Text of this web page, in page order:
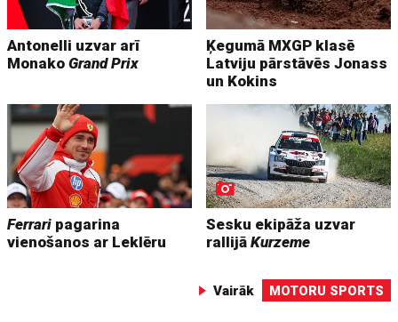
Antonelli uzvar arī
MonakoGrand Prix
Ķegumā MXGP klasē
Latviju pārstāvēs Jonass
un Kokins
Ferrari pagarina
vienošanos ar Leklēru
Sesku ekipāža uzvar
rallijāKurzeme
Vairāk MOTORU SPORTS